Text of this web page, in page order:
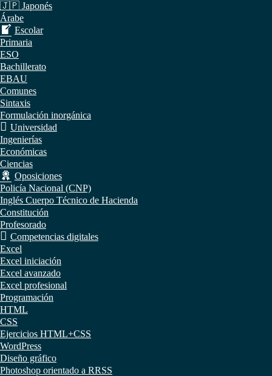
🇯🇵 Japonés
Árabe
Escolar
Primaria
ESO
Bachillerato
EBAU
Comunes
Sintaxis
Formulación inorgánica
Universidad
Ingenierías
Económicas
Ciencias
Oposiciones
Policía Nacional (CNP)
Inglés Cuerpo Técnico de Hacienda
Constitución
Profesorado
Competencias digitales
Excel
Excel iniciación
Excel avanzado
Excel profesional
Programación
HTML
CSS
Ejercicios HTML+CSS
WordPress
Diseño gráfico
Photoshop orientado a RRSS